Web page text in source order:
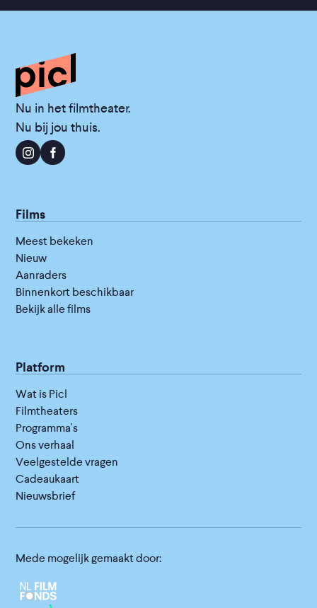
Nu in het filmtheater.
Nu bij jou thuis.
Films
Meest bekeken
Nieuw
Aanraders
Binnenkort beschikbaar
Bekijk alle films
Platform
Wat is Picl
Filmtheaters
Programma's
Ons verhaal
Veelgestelde vragen
Cadeaukaart
Nieuwsbrief
Mede mogelijk gemaakt door: